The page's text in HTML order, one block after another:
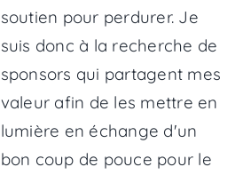
soutien pour perdurer. Je
suis donc à la recherche de
sponsors qui partagent mes
valeur afin de les mettre en
lumière en échange d'un
bon coup de pouce pour le